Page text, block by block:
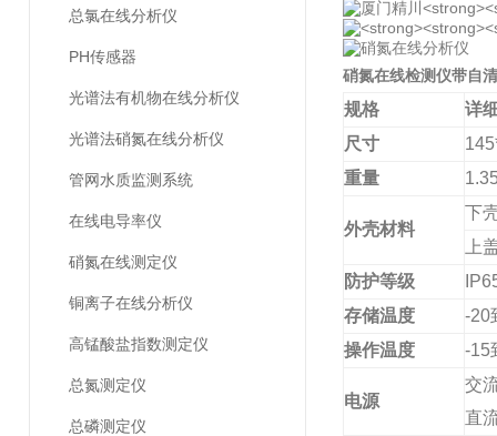
总氯在线分析仪
PH传感器
光谱法有机物在线分析仪
光谱法硝氮在线分析仪
管网水质监测系统
在线电导率仪
硝氮在线测定仪
铜离子在线分析仪
高锰酸盐指数测定仪
总氮测定仪
总磷测定仪
硝氮在线检测仪带自
规格
详
尺寸
重量
外壳材料
下
上
防护等级
存储温度
-20
操作温度
-15
电源
交
直